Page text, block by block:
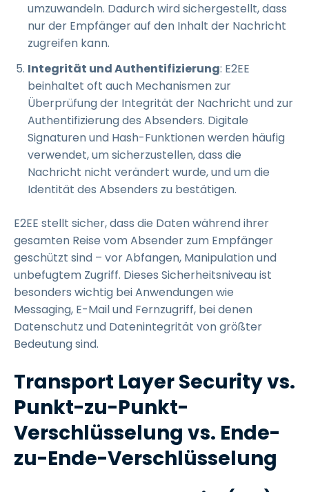
umzuwandeln. Dadurch wird sichergestellt, dass
nur der Empfänger auf den Inhalt der Nachricht
zugreifen kann.
Integrität und Authentifizierung: E2EE
beinhaltet oft auch Mechanismen zur
Überprüfung der Integrität der Nachricht und zur
Authentifizierung des Absenders. Digitale
Signaturen und Hash-Funktionen werden häufig
verwendet, um sicherzustellen, dass die
Nachricht nicht verändert wurde, und um die
Identität des Absenders zu bestätigen.
E2EE stellt sicher, dass die Daten während ihrer
gesamten Reise vom Absender zum Empfänger
geschützt sind – vor Abfangen, Manipulation und
unbefugtem Zugriff. Dieses Sicherheitsniveau ist
besonders wichtig bei Anwendungen wie
Messaging, E-Mail und Fernzugriff, bei denen
Datenschutz und Datenintegrität von größter
Bedeutung sind.
Transport Layer Security vs.
Punkt-zu-Punkt-
Verschlüsselung vs. Ende-
zu-Ende-Verschlüsselung